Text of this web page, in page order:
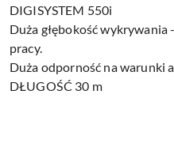
DIGISYSTEM 550i
Duża głębokość wykrywania
pracy.
Duża odporność na warunki
DŁUGOŚĆ 30 m